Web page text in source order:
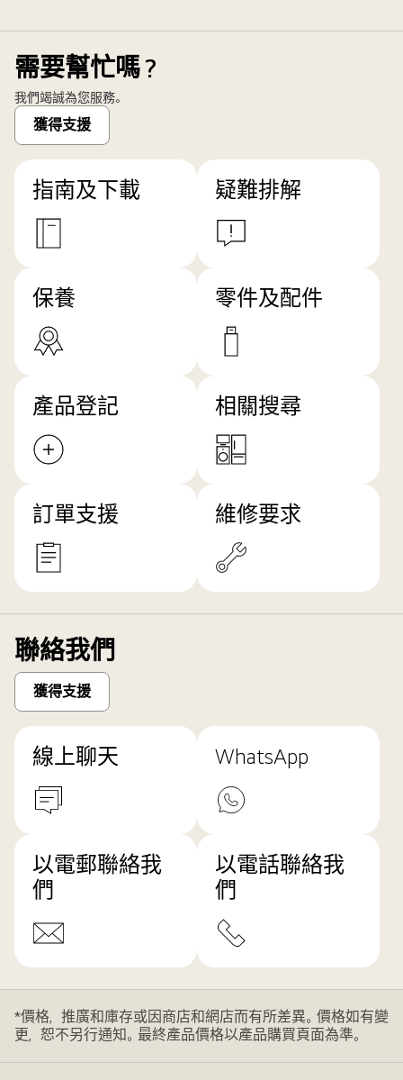
需要幫忙嗎？
我們竭誠為您服務。
獲得支援
指南及下載 疑難排解
保養 零件及配件
產品登記 相關搜尋
訂單支援 維修要求
聯絡我們
獲得支援
線上聊天 WhatsApp
以電郵聯絡我
們
以電話聯絡我
們
*價格，推廣和庫存或因商店和網店而有所差異。價格如有變
更，恕不另行通知。最終產品價格以產品購買頁面為準。